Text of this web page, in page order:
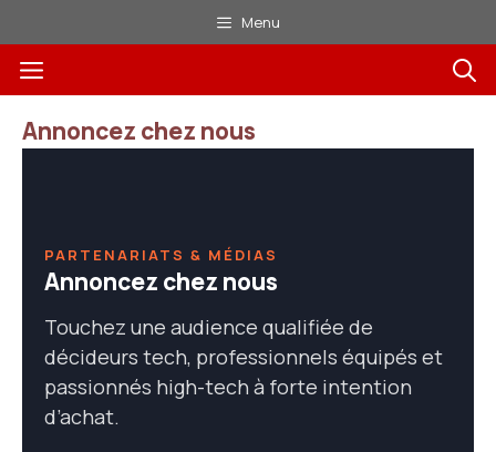
au
contenu
Menu
Menu
Annoncez chez nous
PARTENARIATS & MÉDIAS
Annoncez chez nous
Touchez une audience qualifiée de
décideurs tech, professionnels équipés et
passionnés high-tech à forte intention
d’achat.